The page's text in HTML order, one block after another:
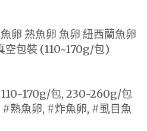
卵 熟魚卵 魚卵 紐西蘭魚卵
空包裝 (110~170g/包)
170g/包, 230-260g/包
熟魚卵, #炸魚卵, #虱目魚